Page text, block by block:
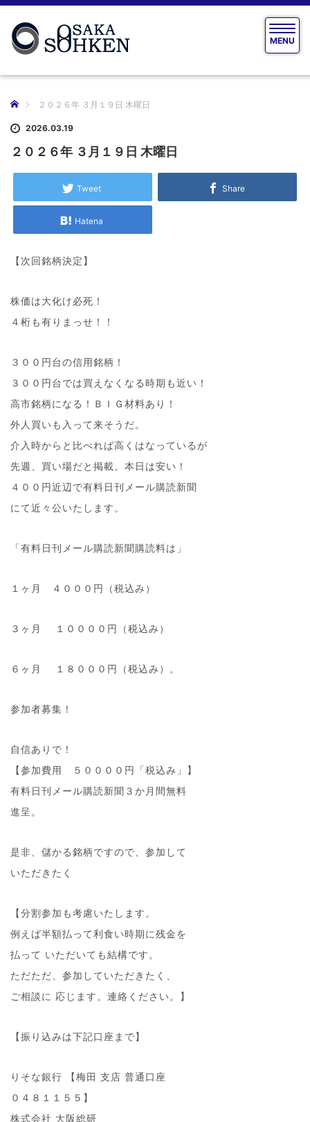
T
o
g
MENU
ホーム ２０２６年 ３月１９日 木曜日
2026.03.19
２０２６年 ３月１９日 木曜日
Tweet Share
Hatena
【次回銘柄決定】
株価は大化け必死！
４桁も有りまっせ！！
３００円台の信用銘柄！
３００円台では買えなくなる時期も近い！
高市銘柄になる！ＢＩＧ材料あり！
外人買いも入って来そうだ。
介入時からと比べれば高くはなっているが
先週、買い場だと掲載。本日は安い！
４００円近辺で有料日刊メール購読新聞
にて近々公いたします。
「有料日刊メール購読新聞購読料は」
１ヶ月 ４０００円（税込み）
３ヶ月 １００００円（税込み）
６ヶ月 １８０００円（税込み）。
参加者募集！
自信ありで！
【参加費用 ５００００円「税込み」】
有料日刊メール購読新聞３か月間無料
進呈。
是非、儲かる銘柄ですので、参加して
いただきたく
【分割参加も考慮いたします。
例えば半額払って利食い時期に残金を
払って いただいても結構です。
ただただ、参加していただきたく、
ご相談に 応じます。連絡ください。】
【振り込みは下記口座まで】
りそな銀行 【梅田 支店 普通口座
０４８１１５５】
株式会社 大阪総研